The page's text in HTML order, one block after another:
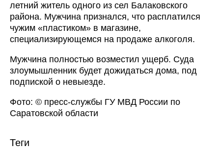
летний житель одного из сел Балаковского
района. Мужчина признался, что расплатился
чужим «пластиком» в магазине,
специализирующемся на продаже алкоголя.
Мужчина полностью возместил ущерб. Суда
злоумышленник будет дожидаться дома, под
подпиской о невыезде.
Фото: © пресс-службы ГУ МВД России по
Саратовской области
Теги